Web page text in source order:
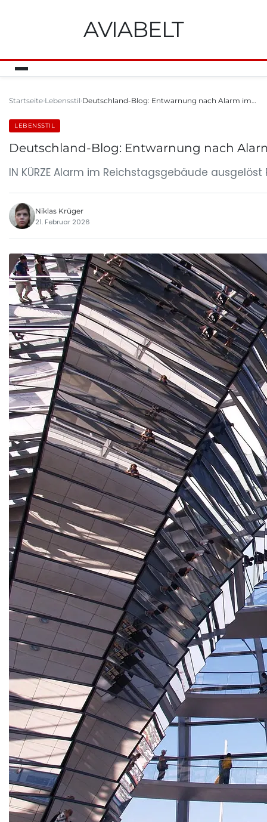
AVIABELT
Startseite Lebensstil Deutschland-Blog: Entwarnung nach Alarm im…
LEBENSSTIL
Deutschland-Blog: Entwarnung nach
IN KÜRZE Alarm im Reichstagsgebäude
Niklas Krüger
21. Februar 2026